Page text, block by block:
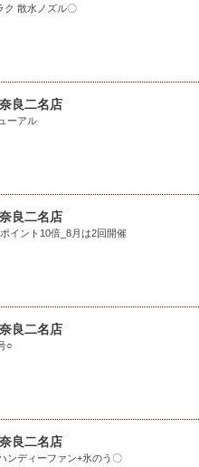
ク 散水ノズル〇
良二名店
ーアル
良二名店
イント10倍_8月は2回開催
良二名店
○
良二名店
ンディーファン+氷のう〇